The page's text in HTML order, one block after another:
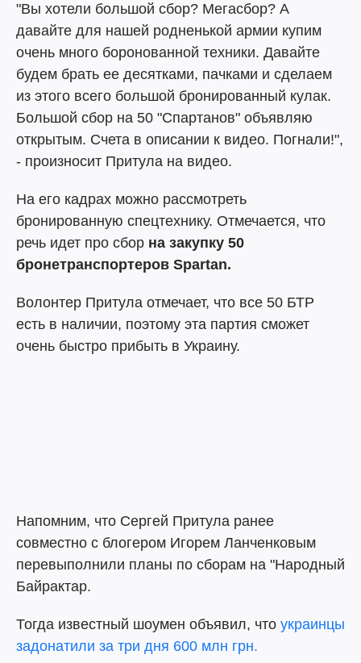
"Вы хотели большой сбор? Мегасбор? А
давайте для нашей родненькой армии купим
очень много боронованной техники. Давайте
будем брать ее десятками, пачками и сделаем
из этого всего большой бронированный кулак.
Большой сбор на 50 "Спартанов" объявляю
открытым. Счета в описании к видео. Погнали!",
- произносит Притула на видео.
На его кадрах можно рассмотреть
бронированную спецтехнику. Отмечается, что
речь идет про сбор на закупку 50
бронетранспортеров Spartan.
Волонтер Притула отмечает, что все 50 БТР
есть в наличии, поэтому эта партия сможет
очень быстро прибыть в Украину.
Напомним, что Сергей Притула ранее
совместно с блогером Игорем Ланченковым
перевыполнили планы по сборам на "Народный
Байрактар.
Тогда известный шоумен объявил, что украинцы
задонатили за три дня 600 млн грн.